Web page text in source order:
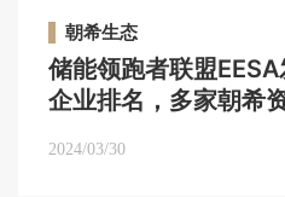
朝希生态
储能领跑者联盟
企业排名，多家朝希
2024/03/30